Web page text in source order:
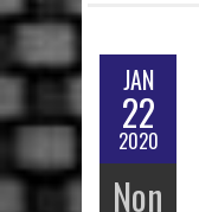
JAN
22
2020
Non